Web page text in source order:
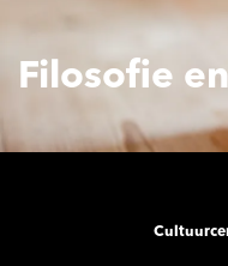
Filosofie